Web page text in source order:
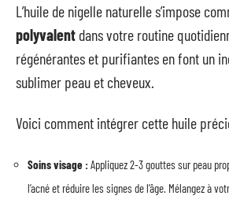
L’huile de nigelle naturelle s’impose
polyvalent dans votre routine
régénérantes et purifiantes en font un
sublimer peau et cheveux.
Voici comment intégrer cette huile
Soins visage :Appliquez 2-3 gouttes sur peau
l’acné et réduire les signes de l’âge. Mélangez à